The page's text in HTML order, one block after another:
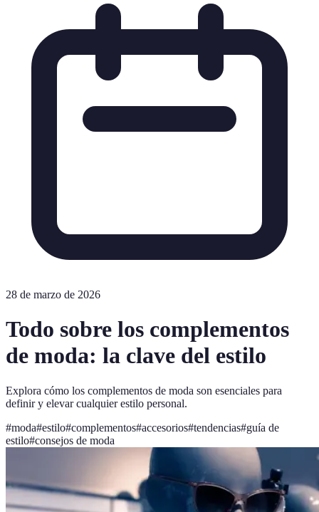
28 de marzo de 2026
Todo sobre los complementos
de moda: la clave del estilo
Explora cómo los complementos de moda son esenciales para
definir y elevar cualquier estilo personal.
#moda#estilo#complementos#accesorios#tendencias#guía de
estilo#consejos de moda